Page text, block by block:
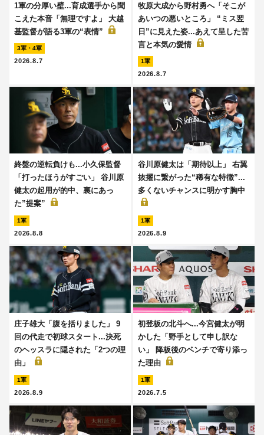
1軍の分厚い壁...育成選手から聞
こえた本音「無理ですよ」 大越
基監督が語る3軍の“表情”
3軍・4軍
2026.8.7
牧原大成から野村勇へ「そこが
あいつの悪いところ」 “ミス翌
日”に見えた姿...あえて呈した苦
言と本気の愛情
1軍
2026.8.7
終盤の逆転負けも...小久保監督
「打ったほうがすごい」 谷川原
健太の起用が的中、裏にあっ
た”提案”
1軍
2026.8.8
谷川原健太は「期待以上」 右翼
抜擢に繋がった“稀有な特徴”...
多くないチャンスに明かす胸中
1軍
2026.8.9
庄子雄大「腹を括りました」 9
回の代走で初球スタート...決死
のヘッスラに隠された「2つの理
由」
1軍
2026.8.9
初登板の北斗へ...今宮健太が明
かした「野手として申し訳な
い」 降板後のベンチで寄り添っ
た理由
1軍
2026.7.5